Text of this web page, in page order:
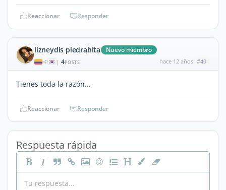
Reaccionar Responder
lizneydis piedrahita Nuevo miembro
| 4POSTS hace 12 años #40
Tienes toda la razón...
Reaccionar Responder
Respuesta rápida